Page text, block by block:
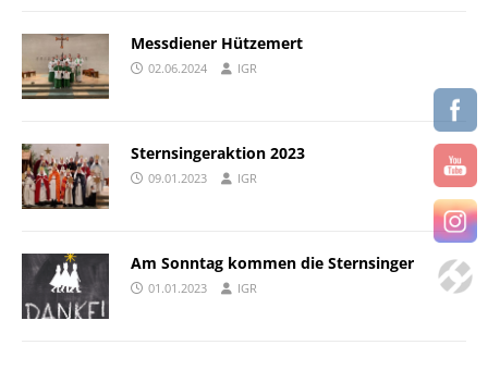
Messdiener Hützemert
02.06.2024 IGR
Sternsingeraktion 2023
09.01.2023 IGR
Am Sonntag kommen die Sternsinger
01.01.2023 IGR